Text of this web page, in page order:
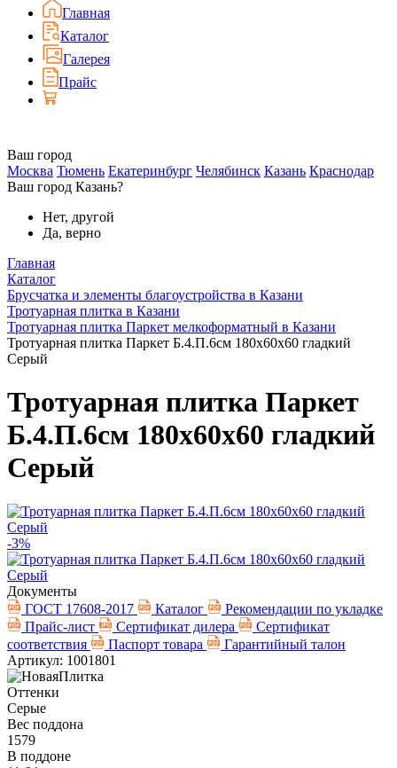
Главная
Каталог
Галерея
Прайс
Ваш город
Москва Тюмень Екатеринбург Челябинск Казань Краснодар
Ваш город Казань?
Нет, другой
Да, верно
Главная
Каталог
Брусчатка и элементы благоустройства в Казани
Тротуарная плитка в Казани
Тротуарная плитка Паркет мелкоформатный в Казани
Тротуарная плитка Паркет Б.4.П.6см 180х60х60 гладкий
Серый
Тротуарная плитка Паркет
Б.4.П.6см 180х60х60 гладкий
Серый
-3%
Документы
ГОСТ 17608-2017
Каталог
Рекомендации по укладке
Прайс-лист
Сертификат дилера
Сертификат
соответствия
Паспорт товара
Гарантийный талон
Артикул: 1001801
Оттенки
Серые
Вес поддона
1579
В поддоне